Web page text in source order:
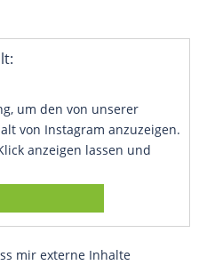
um den von unserer
von Instagram anzuzeigen.
anzeigen lassen und
mir externe Inhalte